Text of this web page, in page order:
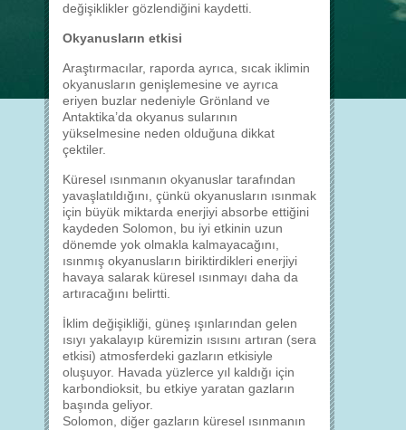
değişiklikler gözlendiğini kaydetti.
Okyanusların etkisi
Araştırmacılar, raporda ayrıca, sıcak iklimin
okyanusların genişlemesine ve ayrıca
eriyen buzlar nedeniyle Grönland ve
Antaktika’da okyanus sularının
yükselmesine neden olduğuna dikkat
çektiler.
Küresel ısınmanın okyanuslar tarafından
yavaşlatıldığını, çünkü okyanusların ısınmak
için büyük miktarda enerjiyi absorbe ettiğini
kaydeden Solomon, bu iyi etkinin uzun
dönemde yok olmakla kalmayacağını,
ısınmış okyanusların biriktirdikleri enerjiyi
havaya salarak küresel ısınmayı daha da
artıracağını belirtti.
İklim değişikliği, güneş ışınlarından gelen
ısıyı yakalayıp küremizin ısısını artıran (sera
etkisi) atmosferdeki gazların etkisiyle
oluşuyor. Havada yüzlerce yıl kaldığı için
karbondioksit, bu etkiye yaratan gazların
başında geliyor.
Solomon, diğer gazların küresel ısınmanın